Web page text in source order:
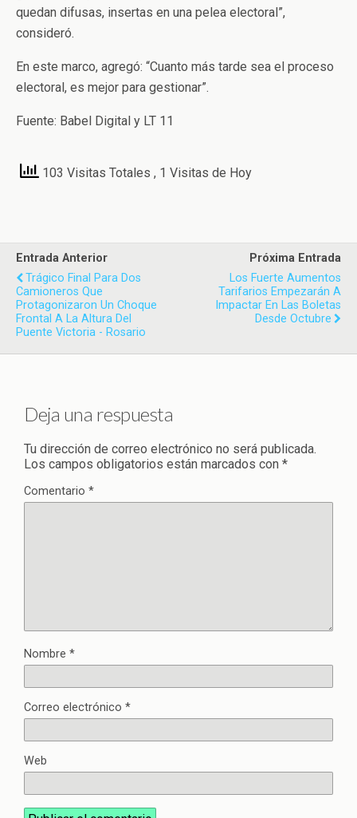
quedan difusas, insertas en una pelea electoral”,
consideró.
En este marco, agregó: “Cuanto más tarde sea el proceso
electoral, es mejor para gestionar”.
Fuente: Babel Digital y LT 11
103 Visitas Totales , 1 Visitas de Hoy
Entrada Anterior
Trágico Final Para Dos
Camioneros Que
Protagonizaron Un Choque
Frontal A La Altura Del
Puente Victoria - Rosario
Próxima Entrada
Los Fuerte Aumentos
Tarifarios Empezarán A
Impactar En Las Boletas
Desde Octubre
Deja una respuesta
Tu dirección de correo electrónico no será publicada.
Los campos obligatorios están marcados con *
Comentario *
Nombre *
Correo electrónico *
Web